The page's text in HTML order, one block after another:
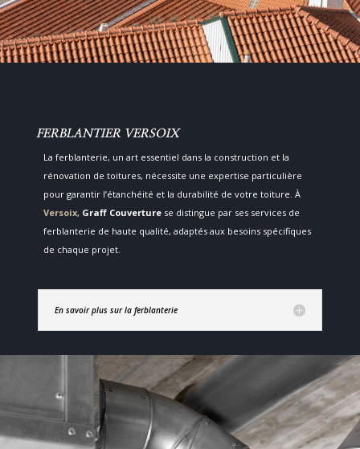
FERBLANTIER VERSOIX
La ferblanterie, un art essentiel dans la construction et la
rénovation de toitures, nécessite une expertise particulière
pour garantir l’étanchéité et la durabilité de votre toiture. À
Versoix, Graff Couverturese distingue par ses services de
ferblanterie de haute qualité, adaptés aux besoins spécifiques
de chaque projet.
En savoir plus sur la ferblanterie